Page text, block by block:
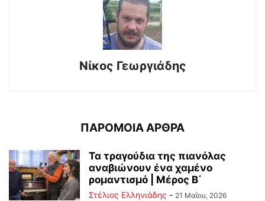
Νίκος Γεωργιάδης
ΠΑΡΟΜΟΙΑ ΑΡΘΡΑ
Τα τραγούδια της πιανόλας
αναβιώνουν ένα χαμένο
ρομαντισμό | Μέρος Β΄
Στέλιος Ελληνιάδης - 21 Μαΐου, 2026